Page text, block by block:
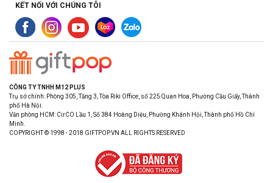
KẾT NỐI VỚI CHÚNG TÔI
CÔNG TY TNHH M12 PLUS
Trụ sở chính: Phòng 305, Tầng 3, Tòa Riki Office, số 225 Quan Hoa, Phường Cầu Giấy, Thành
phố Hà Nội.
Văn phòng HCM: CirCO Lầu 1, Số 384 Hoàng Diệu, Phường Khánh Hội, Thành phố Hồ Chí
Minh.
COPYRIGHT © 1998 - 2018 GIFTPOP.VN ALL RIGHTS RESERVED